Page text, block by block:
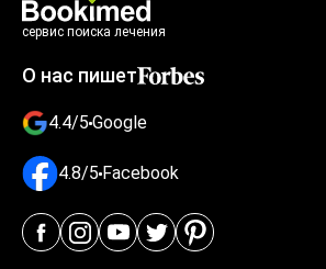
сервис поиска лечения
О нас пишет
4.4/5 Google
4.8/5 Facebook